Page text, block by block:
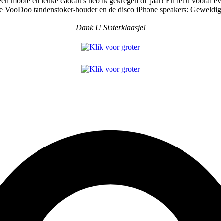
VooDoo tandenstoker-houder en de disco iPhone speakers:
Dank U Sinterklaasje!